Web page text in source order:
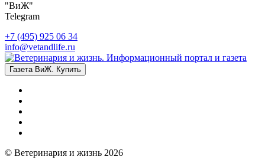
"ВиЖ"
Telegram
+7 (495) 925 06 34
info@vetandlife.ru
Газета ВиЖ. Купить
© Ветеринария и жизнь 2026